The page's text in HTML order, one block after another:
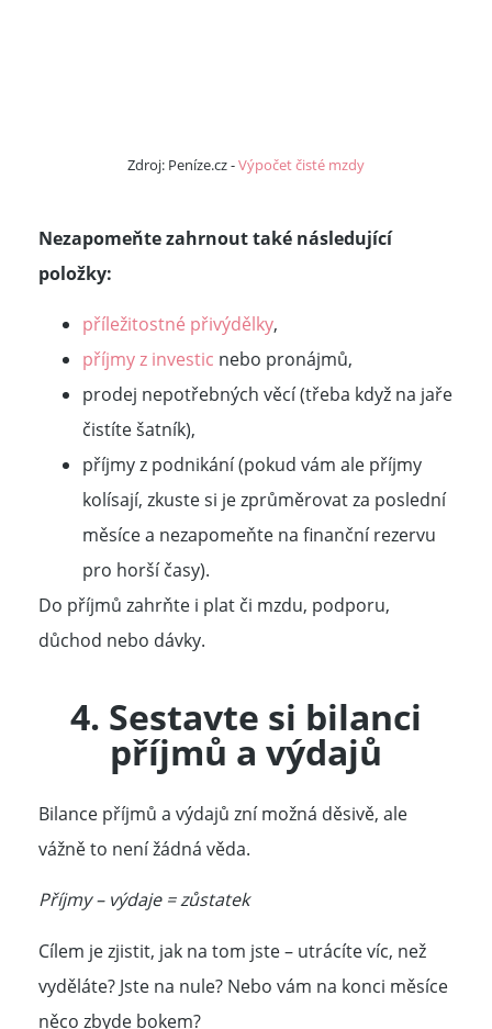
Zdroj: Peníze.cz -Výpočet čisté mzdy
Nezapomeňte zahrnout také následující
položky:
příležitostné přivýdělky,
příjmy z investic nebo pronájmů,
prodej nepotřebných věcí (třeba když na jaře
čistíte šatník),
příjmy z podnikání (pokud vám ale příjmy
kolísají, zkuste si je zprůměrovat za poslední
měsíce a nezapomeňte na finanční rezervu
pro horší časy).
Do příjmů zahrňte i plat či mzdu, podporu,
důchod nebo dávky.
4. Sestavte si bilanci
příjmů a výdajů
Bilance příjmů a výdajů zní možná děsivě, ale
vážně to není žádná věda.
Příjmy – výdaje = zůstatek
Cílem je zjistit, jak na tom jste – utrácíte víc, než
vyděláte? Jste na nule? Nebo vám na konci měsíce
něco zbyde bokem?